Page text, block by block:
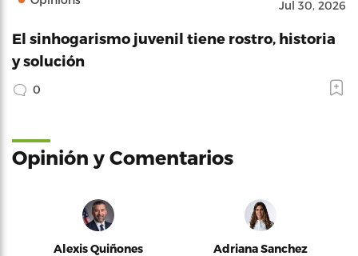
Jul 30, 2026
El sinhogarismo juvenil tiene rostro, historia
y solución
0
Opinión y Comentarios
Alexis Quiñones Adriana Sanchez